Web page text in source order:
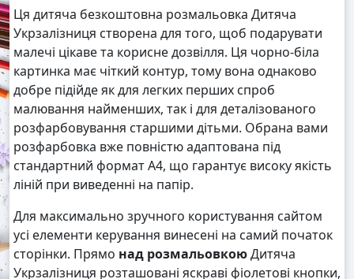
Ця дитяча безкоштовна розмальовка Дитяча
Укрзалізниця створена для того, щоб подарувати
малечі цікаве та корисне дозвілля. Ця чорно-біла
картинка має чіткий контур, тому вона однаково
добре підійде як для легких перших спроб
малювання найменших, так і для деталізованого
розфарбовування старшими дітьми. Обрана вами
розфарбовка вже повністю адаптована під
стандартний формат А4, що гарантує високу якість
ліній при виведенні на папір.
Для максимально зручного користування сайтом
усі елементи керування винесені на самий початок
сторінки. Прямо над розмальовкоюДитяча
Укрзалізниця розташовані яскраві фіолетові кнопки,